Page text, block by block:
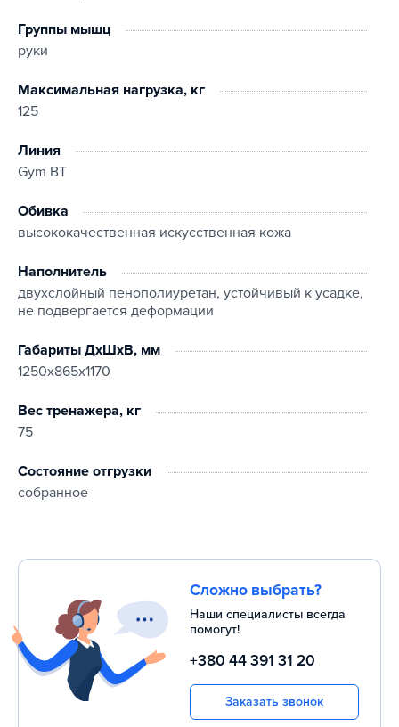
Группы мышц
руки
Максимальная нагрузка, кг
125
Линия
Gym BT
Обивка
высококачественная искусственная кожа
Наполнитель
двухслойный пенополиуретан, устойчивый к усадке,
не подвергается деформации
Габариты ДхШхВ, мм
1250х865х1170
Вес тренажера, кг
75
Состояние отгрузки
собранное
Сложно выбрать?
Наши специалисты всегда
помогут!
+380 44 391 31 20
Заказать звонок